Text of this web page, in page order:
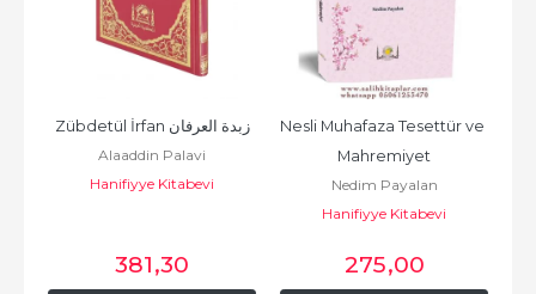
Zübdetül İrfan زبدة العرفان
Alaaddin Palavi
Hanifiyye Kitabevi
381,30
Nesli Muhafaza Tesettür ve
Mahremiyet
Nedim Payalan
Hanifiyye Kitabevi
275,00